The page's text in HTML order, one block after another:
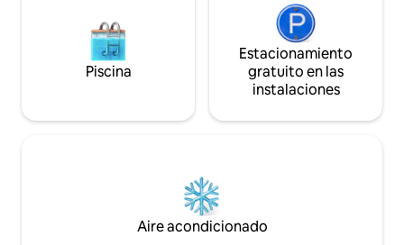
Piscina
Estacionamiento
gratuito en las
instalaciones
Aire acondicionado